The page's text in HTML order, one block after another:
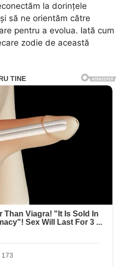
la dorințele
să ne orientăm către
pentru a evolua. Iată cum
zodie de această